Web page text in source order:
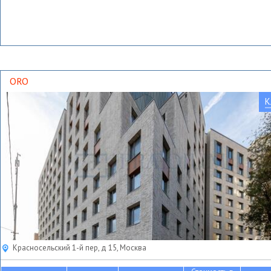
ORO
Красносельский 1-й пер, д 15, Москва